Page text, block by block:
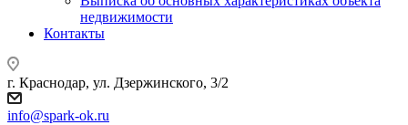
недвижимости
Контакты
г. Краснодар, ул. Дзержинского, 3/2
info@spark-ok.ru